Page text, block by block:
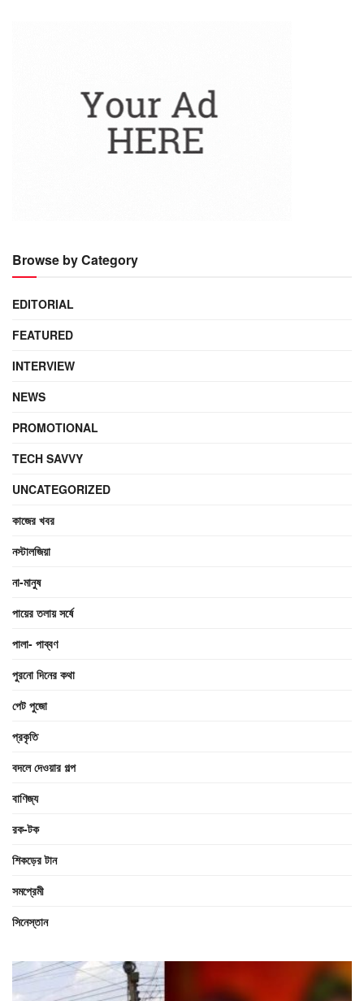
Browse by Category
EDITORIAL
FEATURED
INTERVIEW
NEWS
PROMOTIONAL
TECH SAVVY
UNCATEGORIZED
কাজের খবর
নস্টালজিয়া
না-মানুষ
পায়ের তলায় সর্ষে
পালা- পাব্বণ
পুরনো দিনের কথা
পেট পুজো
প্রকৃতি
বদলে দেওয়ার গল্প
বাণিজ্য
রক-টক
শিকড়ের টান
সমপ্রেমী
সিনেস্তান